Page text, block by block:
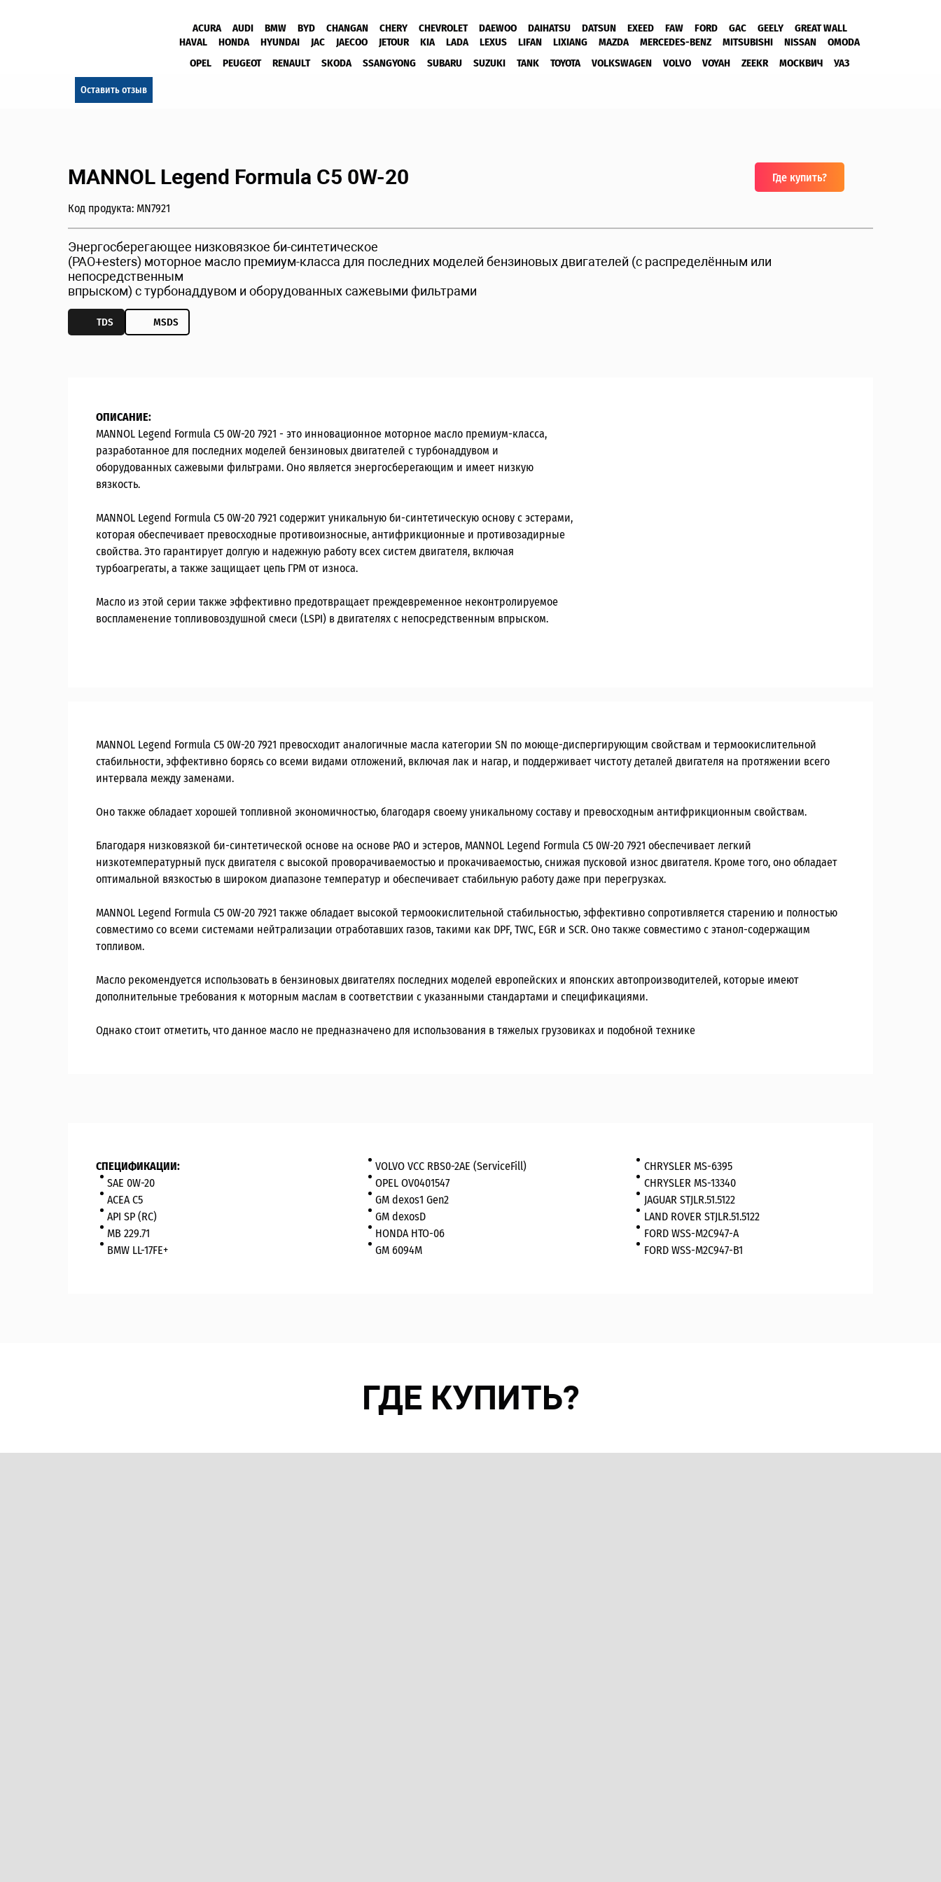
ACURA AUDI BMW BYD CHANGAN CHERY CHEVROLET DAEWOO DAIHATSU DATSUN EXEED FAW FORD GAC GEELY
GREAT WALL
HAVAL
HONDA HYUNDAI JAC JAECOO JETOUR KIA LADA LEXUS LIFAN LIXIANG MAZDA MERCEDES-BENZ MITSUBISHI NISSAN
OMODA
OPEL
PEUGEOT RENAULT SKODA SSANGYONG SUBARU SUZUKI TANK TOYOTA VOLKSWAGEN VOLVO VOYAH ZEEKR МОСКВИЧ УАЗ
Оставить отзыв
Где купить?
MANNOL Legend Formula C5 0W-20
Код продукта: MN7921
Энергосберегающее низковязкое би-синтетическое
(PAO+esters) моторное масло премиум-класса для последних моделей бензиновых двигателей (с распределённым или
непосредственным
впрыском) с турбонаддувом и оборудованных сажевыми фильтрами
TDS MSDS
ОПИСАНИЕ:
MANNOL Legend Formula C5 0W-20 7921 - это инновационное моторное масло премиум-класса,
разработанное для последних моделей бензиновых двигателей с турбонаддувом и
оборудованных сажевыми фильтрами. Оно является энергосберегающим и имеет низкую
вязкость.
MANNOL Legend Formula C5 0W-20 7921 содержит уникальную би-синтетическую основу с эстерами,
которая обеспечивает превосходные противоизносные, антифрикционные и противозадирные
свойства. Это гарантирует долгую и надежную работу всех систем двигателя, включая
турбоагрегаты, а также защищает цепь ГРМ от износа.
Масло из этой серии также эффективно предотвращает преждевременное неконтролируемое
воспламенение топливовоздушной смеси (LSPI) в двигателях с непосредственным впрыском.
MANNOL Legend Formula C5 0W-20 7921 превосходит аналогичные масла категории SN по моюще-диспергирующим свойствам и термоокислительной
стабильности, эффективно борясь со всеми видами отложений, включая лак и нагар, и поддерживает чистоту деталей двигателя на протяжении всего
интервала между заменами.
Оно также обладает хорошей топливной экономичностью, благодаря своему уникальному составу и превосходным антифрикционным свойствам.
Благодаря низковязкой би-синтетической основе на основе PAO и эстеров, MANNOL Legend Formula C5 0W-20 7921 обеспечивает легкий
низкотемпературный пуск двигателя с высокой проворачиваемостью и прокачиваемостью, снижая пусковой износ двигателя. Кроме того, оно обладает
оптимальной вязкостью в широком диапазоне температур и обеспечивает стабильную работу даже при перегрузках.
MANNOL Legend Formula C5 0W-20 7921 также обладает высокой термоокислительной стабильностью, эффективно сопротивляется старению и полностью
совместимо со всеми системами нейтрализации отработавших газов, такими как DPF, TWC, EGR и SCR. Оно также совместимо с этанол-содержащим
топливом.
Масло рекомендуется использовать в бензиновых двигателях последних моделей европейских и японских автопроизводителей, которые имеют
дополнительные требования к моторным маслам в соответствии с указанными стандартами и спецификациями.
Однако стоит отметить, что данное масло не предназначено для использования в тяжелых грузовиках и подобной технике
СПЕЦИФИКАЦИИ:
SAE 0W-20
ACEA C5
API SP (RC)
MB 229.71
BMW LL-17FE+
VOLVO VCC RBS0-2AE (ServiceFill)
OPEL OV0401547
GM dexos1 Gen2
GM dexosD
HONDA HTO-06
GM 6094M
CHRYSLER MS-6395
CHRYSLER MS-13340
JAGUAR STJLR.51.5122
LAND ROVER STJLR.51.5122
FORD WSS-M2C947-A
FORD WSS-M2C947-B1
ГДЕ КУПИТЬ?